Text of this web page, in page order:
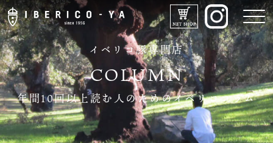
イベリコ豚専門店
COLUMN
年間10回以上読む人のためのイベリココラム